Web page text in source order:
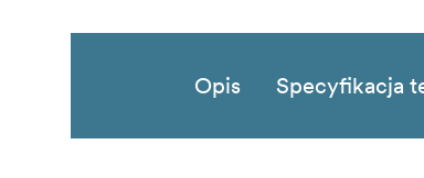
Opis Specyfikacja